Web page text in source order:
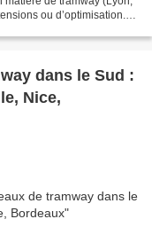
ou d’optimisation.
dans le Sud :
Nice,